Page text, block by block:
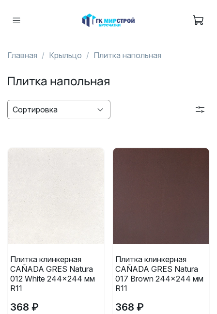
Главная Крыльцо Плитка напольная
Плитка напольная
Плитка клинкерная
CAÑADA GRES Natura
012 White 244x244 мм
R11
368 ₽
Плитка клинкерная
CAÑADA GRES Natura
017 Brown 244x244 мм
R11
368 ₽